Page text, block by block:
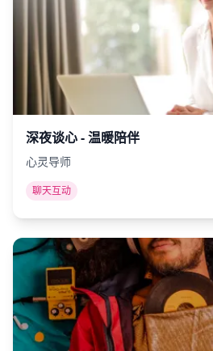
深夜谈心 - 温暖陪伴
心灵导师
聊天互动